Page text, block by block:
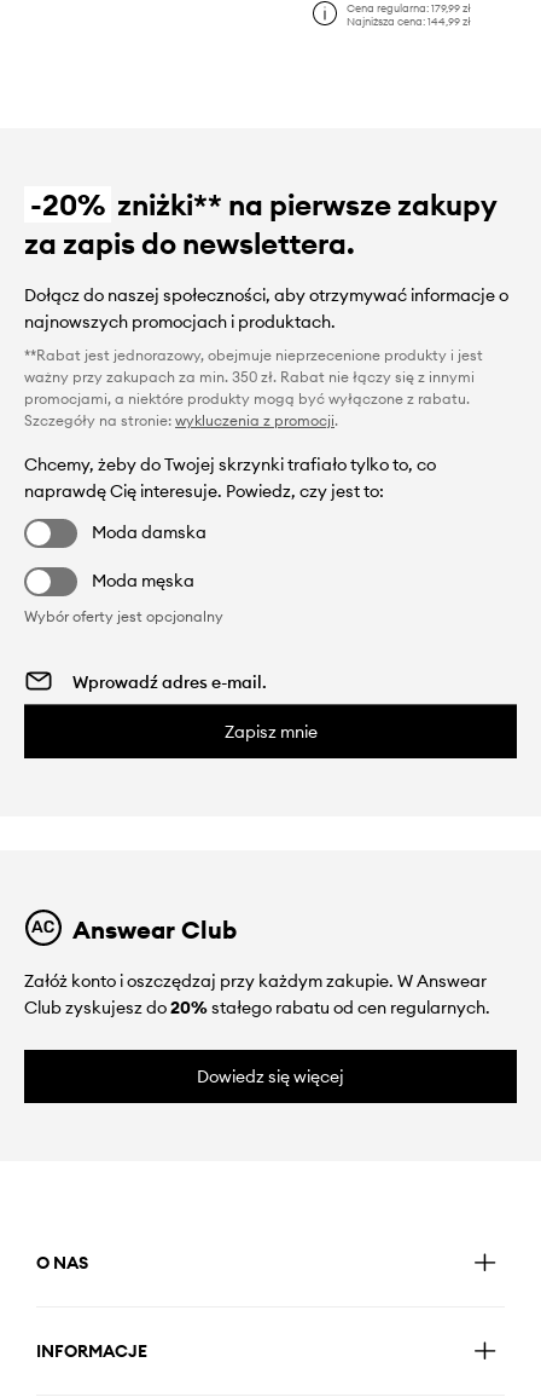
Cena regularna: 179,99 zł
Najniższa cena: 144,99 zł
-20% zniżki** na pierwsze zakupy
za zapis do newslettera.
Dołącz do naszej społeczności, aby otrzymywać informacje o
najnowszych promocjach i produktach.
**Rabat jest jednorazowy, obejmuje nieprzecenione produkty i jest
ważny przy zakupach za min. 350 zł. Rabat nie łączy się z innymi
promocjami, a niektóre produkty mogą być wyłączone z rabatu.
Szczegóły na stronie: wykluczenia z promocji.
Chcemy, żeby do Twojej skrzynki trafiało tylko to, co
naprawdę Cię interesuje. Powiedz, czy jest to:
Moda damska
Moda męska
Wybór oferty jest opcjonalny
Zapisz mnie
Answear Club
Załóż konto i oszczędzaj przy każdym zakupie. W Answear
Club zyskujesz do20%stałego rabatu od cen regularnych.
Dowiedz się więcej
O NAS
INFORMACJE